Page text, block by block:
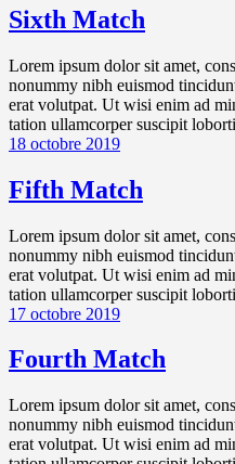
Sixth Match
Lorem ipsum dolor sit amet,
nonummy nibh euismod
erat volutpat. Ut wisi enim ad
tation ullamcorper suscipit
18 octobre 2019
Fifth Match
Lorem ipsum dolor sit amet,
nonummy nibh euismod
erat volutpat. Ut wisi enim ad
tation ullamcorper suscipit
17 octobre 2019
Fourth Match
Lorem ipsum dolor sit amet,
nonummy nibh euismod
erat volutpat. Ut wisi enim ad